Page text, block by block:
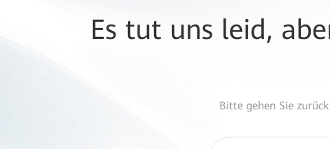
Es tut uns leid,
Bitte gehen Sie